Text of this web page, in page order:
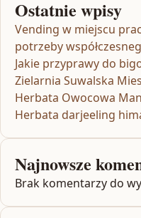
Ostatnie wpisy
Vending w miejscu
potrzeby
Jakie przyprawy do
Zielarnia Suwalska
Herbata Owocowa
Herbata darjeeling
Najnowsze
Brak komentarzy do